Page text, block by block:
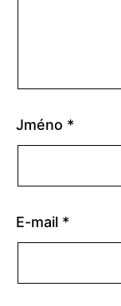
Jméno *
E-mail *